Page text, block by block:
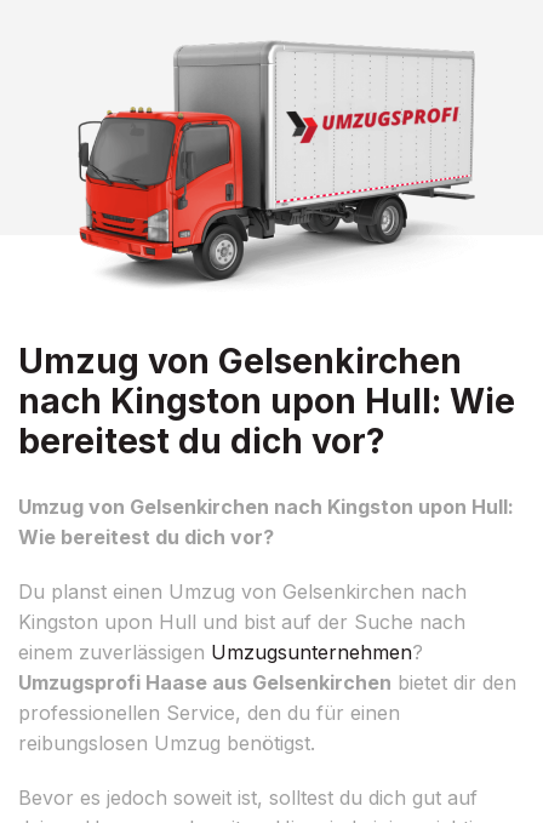
Umzug von Gelsenkirchen
nach Kingston upon Hull: Wie
bereitest du dich vor?
Umzug von Gelsenkirchen nach Kingston upon Hull:
Wie bereitest du dich vor?
Du planst einen Umzug von Gelsenkirchen nach
Kingston upon Hull und bist auf der Suche nach
einem zuverlässigen Umzugsunternehmen?
Umzugsprofi Haase aus Gelsenkirchen bietet dir den
professionellen Service, den du für einen
reibungslosen Umzug benötigst.
Bevor es jedoch soweit ist, solltest du dich gut auf